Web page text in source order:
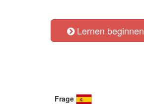
Lernen beginnen
Frage